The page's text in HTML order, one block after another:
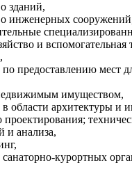
зданий,
инженерных
и вспомогательная
по предоставлению мест
имуществом,
в области архитектуры и
проектирования;
и анализа,
санаторно-курортных